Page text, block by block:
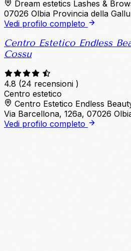
Dream estetics Lashes &
07026 Olbia Provincia della
Vedi profilo completo
Centro Estetico Endless
Cossu
4.8 (24 recensioni )
Centro estetico
Centro Estetico Endless
Via Barcellona, 126a, 07026
Vedi profilo completo